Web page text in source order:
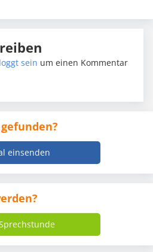
sein um einen Kommentar
einsenden